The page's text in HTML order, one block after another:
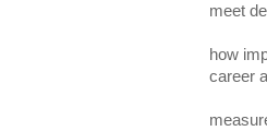
meet
how
career